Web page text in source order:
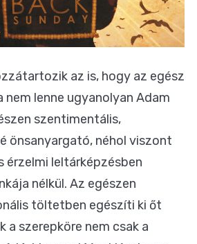
az is, hogy az egész
nem lenne ugyanolyan Adam
szentimentális,
önsanyargató, néhol viszont
érzelmi leltárképzésben
nélkül. Az egészen
töltetben egészíti ki őt
a szerepköre nem csak a